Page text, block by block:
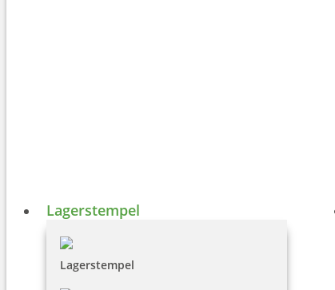
Lagerstempel
Lagerstempel